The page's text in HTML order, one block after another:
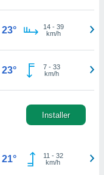
23° 14- 39
km/h
23° 7- 33
km/h
Installer
21° 11 - 32
km/h